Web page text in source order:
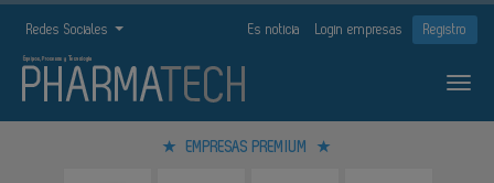
Redes Sociales Es noticia Login empresas Registro
EMPRESAS PREMIUM